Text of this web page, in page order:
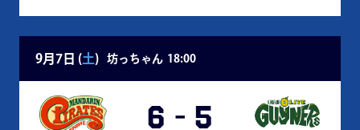
9月7日 (土) 坊っちゃん 18:00
6 - 5